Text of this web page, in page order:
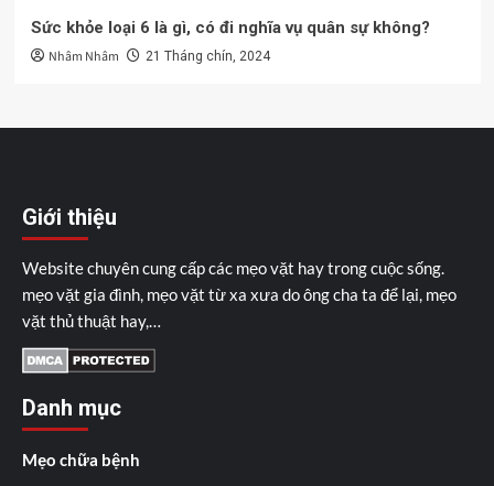
Sức khỏe loại 6 là gì, có đi nghĩa vụ quân sự không?
Nhâm Nhâm 21 Tháng chín, 2024
Giới thiệu
Website chuyên cung cấp các mẹo vặt hay trong cuộc sống.
mẹo vặt gia đình, mẹo vặt từ xa xưa do ông cha ta để lại, mẹo
vặt thủ thuật hay,…
Danh mục
Mẹo chữa bệnh